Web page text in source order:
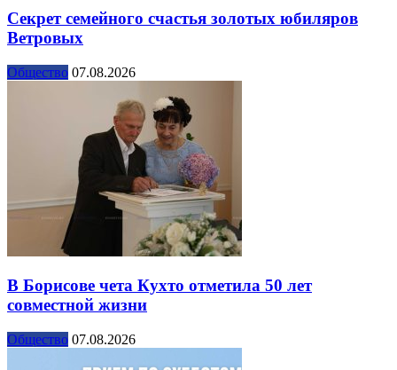
Секрет семейного счастья золотых юбиляров
Ветровых
Общество 07.08.2026
В Борисове чета Кухто отметила 50 лет
совместной жизни
Общество 07.08.2026